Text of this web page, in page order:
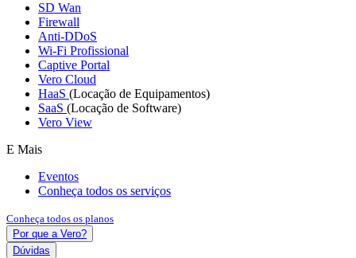
SD Wan
Firewall
Anti-DDoS
Wi-Fi Profissional
Captive Portal
Vero Cloud
HaaS (Locação de Equipamentos)
SaaS (Locação de Software)
Vero View
E Mais
Eventos
Conheça todos os serviços
Conheça todos os planos
Por que a Vero?
Dúvidas